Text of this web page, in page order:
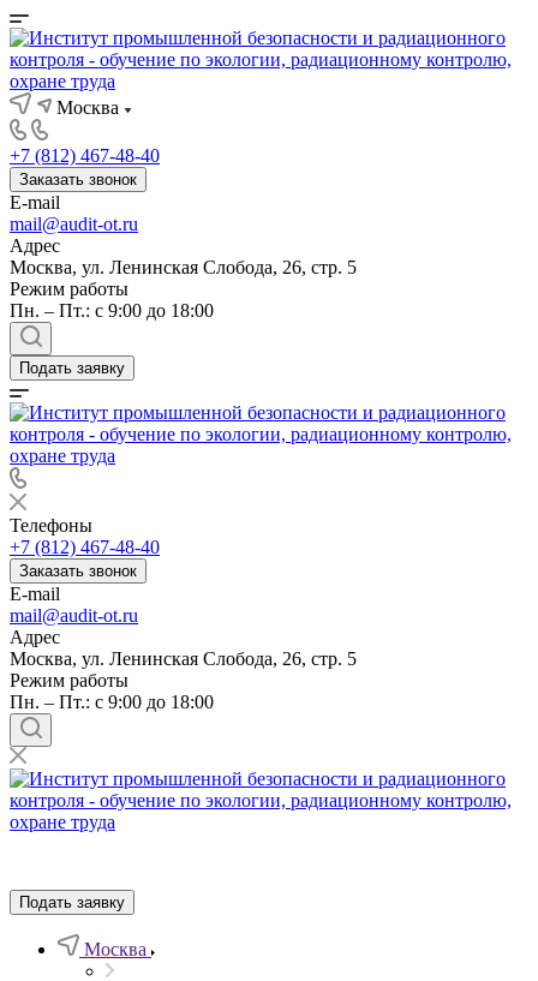
Москва
+7 (812) 467-48-40
Заказать звонок
E-mail
mail@audit-ot.ru
Адрес
Москва, ул. Ленинская Слобода, 26, стр. 5
Режим работы
Пн. – Пт.: с 9:00 до 18:00
Подать заявку
Телефоны
+7 (812) 467-48-40
Заказать звонок
E-mail
mail@audit-ot.ru
Адрес
Москва, ул. Ленинская Слобода, 26, стр. 5
Режим работы
Пн. – Пт.: с 9:00 до 18:00
Подать заявку
Москва